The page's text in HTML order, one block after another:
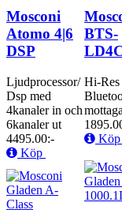
Mosconi
Atomo 4|6
DSP
Ljudprocessor/
Dsp med
4kanaler in och
6kanaler ut
4495.00:-
Köp
BTS-
Hi-Res
Köp